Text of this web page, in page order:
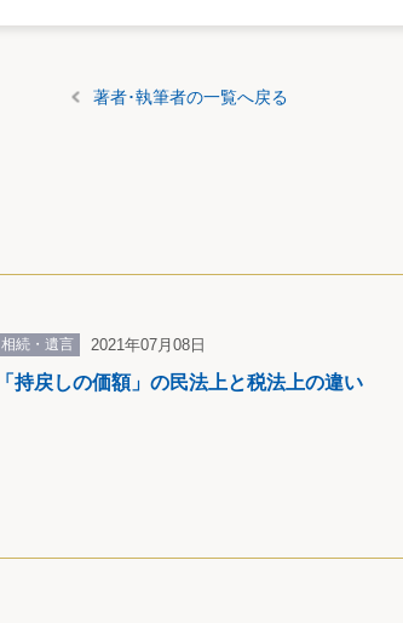
著者･執筆者の一覧へ戻る
相続・遺言 2021年07月08日
「持戻しの価額」の民法上と税法上の違い